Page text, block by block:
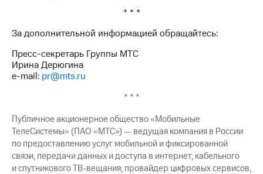
* * *
За дополнительной информацией обращайтесь:
Пресс-секретарь Группы МТС
Ирина Дерюгина
e-mail: pr@mts.ru
* * *
Публичное акционерное общество «Мобильные
ТелеСистемы» (ПАО «МТС») — ведущая компания в России
по предоставлению услуг мобильной и фиксированной
связи, передачи данных и доступа в интернет, кабельного
и спутникового ТВ-вещания; провайдер цифровых сервисов,